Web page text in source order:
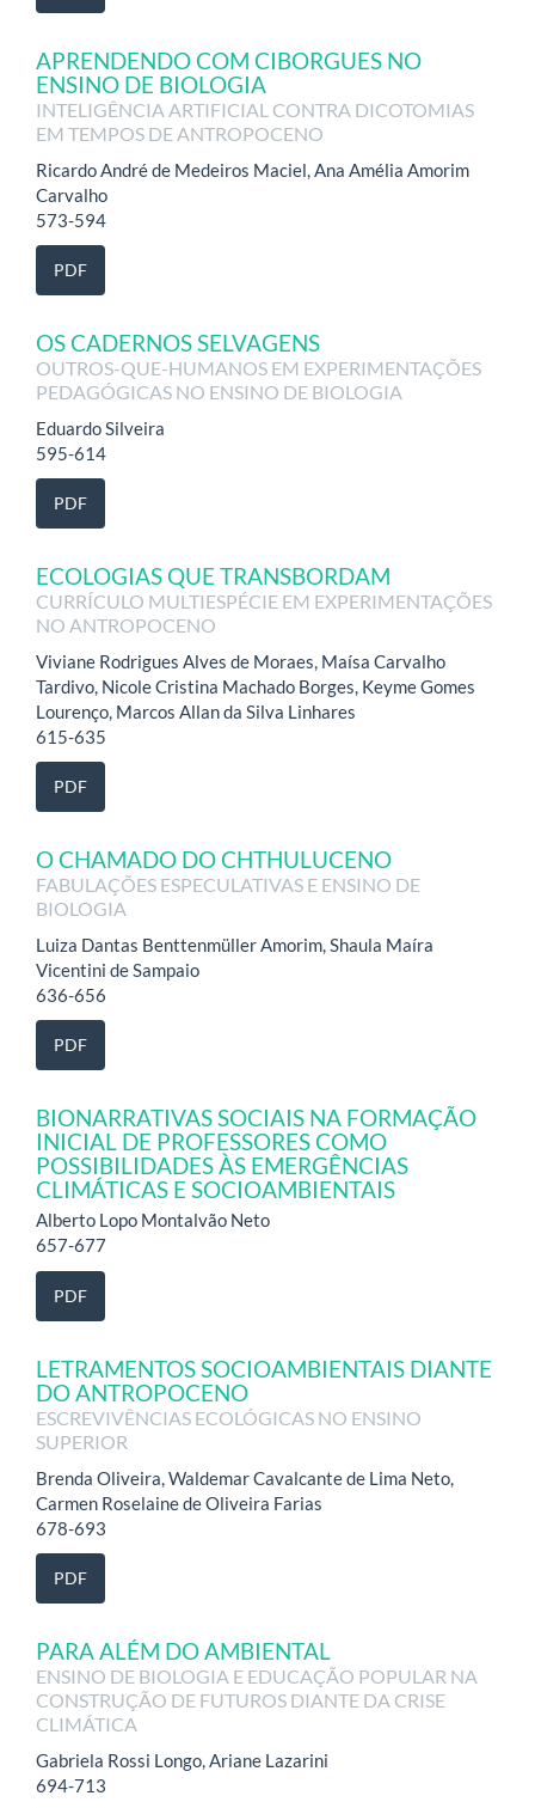
APRENDENDO COM CIBORGUES NO
ENSINO DE BIOLOGIA
INTELIGÊNCIA ARTIFICIAL CONTRA DICOTOMIAS
EM TEMPOS DE ANTROPOCENO
Ricardo André de Medeiros Maciel, Ana Amélia Amorim
Carvalho
573-594
PDF
OS CADERNOS SELVAGENS
OUTROS-QUE-HUMANOS EM EXPERIMENTAÇÕES
PEDAGÓGICAS NO ENSINO DE BIOLOGIA
Eduardo Silveira
595-614
PDF
ECOLOGIAS QUE TRANSBORDAM
CURRÍCULO MULTIESPÉCIE EM EXPERIMENTAÇÕES
NO ANTROPOCENO
Viviane Rodrigues Alves de Moraes, Maísa Carvalho
Tardivo, Nicole Cristina Machado Borges, Keyme Gomes
Lourenço, Marcos Allan da Silva Linhares
615-635
PDF
O CHAMADO DO CHTHULUCENO
FABULAÇÕES ESPECULATIVAS E ENSINO DE
BIOLOGIA
Luiza Dantas Benttenmüller Amorim, Shaula Maíra
Vicentini de Sampaio
636-656
PDF
BIONARRATIVAS SOCIAIS NA FORMAÇÃO
INICIAL DE PROFESSORES COMO
POSSIBILIDADES ÀS EMERGÊNCIAS
CLIMÁTICAS E SOCIOAMBIENTAIS
Alberto Lopo Montalvão Neto
657-677
PDF
LETRAMENTOS SOCIOAMBIENTAIS DIANTE
DO ANTROPOCENO
ESCREVIVÊNCIAS ECOLÓGICAS NO ENSINO
SUPERIOR
Brenda Oliveira, Waldemar Cavalcante de Lima Neto,
Carmen Roselaine de Oliveira Farias
678-693
PDF
PARA ALÉM DO AMBIENTAL
ENSINO DE BIOLOGIA E EDUCAÇÃO POPULAR NA
CONSTRUÇÃO DE FUTUROS DIANTE DA CRISE
CLIMÁTICA
Gabriela Rossi Longo, Ariane Lazarini
694-713